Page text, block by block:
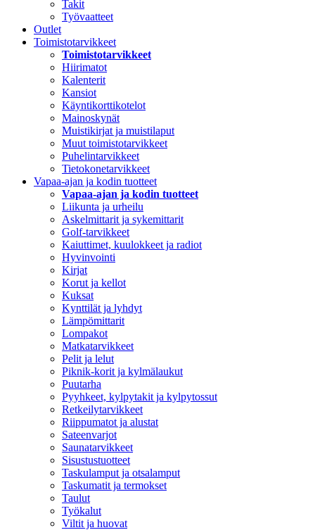
Takit
Työvaatteet
Outlet
Toimistotarvikkeet
Toimistotarvikkeet
Hiirimatot
Kalenterit
Kansiot
Käyntikorttikotelot
Mainoskynät
Muistikirjat ja muistilaput
Muut toimistotarvikkeet
Puhelintarvikkeet
Tietokonetarvikkeet
Vapaa-ajan ja kodin tuotteet
Vapaa-ajan ja kodin tuotteet
Liikunta ja urheilu
Askelmittarit ja sykemittarit
Golf-tarvikkeet
Kaiuttimet, kuulokkeet ja radiot
Hyvinvointi
Kirjat
Korut ja kellot
Kuksat
Kynttilät ja lyhdyt
Lämpömittarit
Lompakot
Matkatarvikkeet
Pelit ja lelut
Piknik-korit ja kylmälaukut
Puutarha
Pyyhkeet, kylpytakit ja kylpytossut
Retkeilytarvikkeet
Riippumatot ja alustat
Sateenvarjot
Saunatarvikkeet
Sisustustuotteet
Taskulamput ja otsalamput
Taskumatit ja termokset
Taulut
Työkalut
Viltit ja huovat